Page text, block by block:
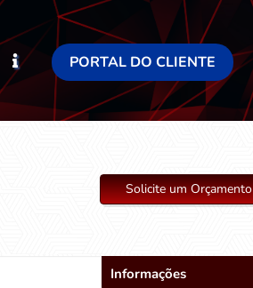
PORTAL DO CLIENTE
Solicite um Orçamento
Informações